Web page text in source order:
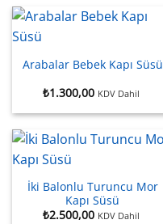
Arabalar Bebek Kapı Süsü
₺1.300,00 KDV Dahil
İki Balonlu Turuncu Mor
Kapı Süsü
₺2.500,00 KDV Dahil